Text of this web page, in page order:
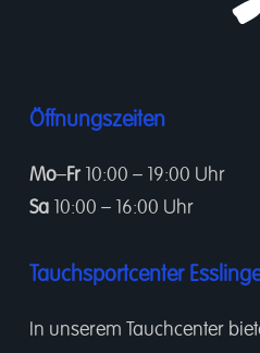
Öffnungszeiten
Mo–Fr10:00 – 19:00 Uhr
Sa10:00 – 16:00 Uhr
Tauchsportcenter
In unserem Tauchcenter